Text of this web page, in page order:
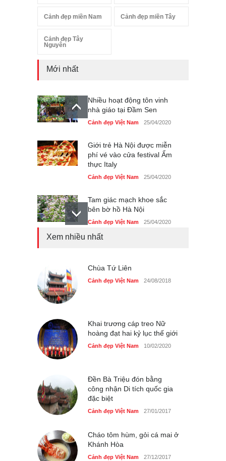
Cảnh đẹp miền Nam Cảnh đẹp miền Tây
Cảnh đẹp Tây
Nguyên
Mới nhất
Nhiều hoạt động tôn vinh
nhà giáo tại Đầm Sen
Cảnh đẹp Việt Nam 25/04/2020
Giới trẻ Hà Nội được miễn
phí vé vào cửa festival Ẩm
thực Italy
Cảnh đẹp Việt Nam 25/04/2020
Tam giác mạch khoe sắc
bên bờ hồ Hà Nội
Cảnh đẹp Việt Nam 25/04/2020
Cảnh đẹp Việt Nam
Xem nhiều nhất
Chùa Tứ Liên
Cảnh đẹp Việt Nam 24/08/2018
Khai trương cáp treo Nữ
hoàng đạt hai kỷ lục thế giới
Cảnh đẹp Việt Nam 10/02/2020
Đền Bà Triệu đón bằng
công nhận Di tích quốc gia
đặc biệt
Cảnh đẹp Việt Nam 27/01/2017
Cháo tôm hùm, gỏi cá mai ở
Khánh Hòa
Cảnh đẹp Việt Nam 27/12/2017